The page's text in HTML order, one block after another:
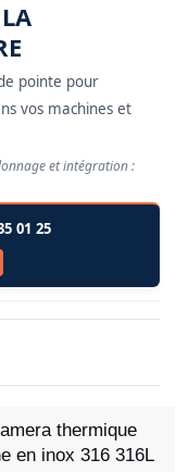
pointe pour
vos machines et
et intégration :
01 25